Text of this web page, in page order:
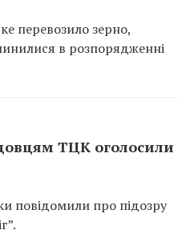
перевозило зерно,
в розпорядженні
ТЦК оголосили
повідомили про підозру